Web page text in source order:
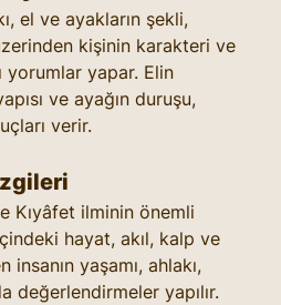
el ve ayakların şekli,
kişinin karakteri ve
yorumlar yapar. Elin
ve ayağın duruşu,
verir.
Kıyâfet ilminin önemli
hayat, akıl, kalp ve
yaşamı, ahlakı,
değerlendirmeler yapılır.